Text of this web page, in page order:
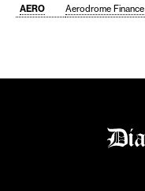
AERO
Aerodrome Finance